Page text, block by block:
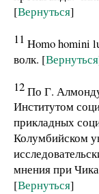
[Вернуться]
11 Homo homini
волк. [Вернуться
12По Г.
Институтом
прикладных
Колумбийском
мнения при
[Вернуться]